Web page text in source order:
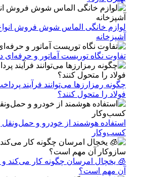
لوازم خانگی الماس شوش فروش
آشپزخانه
تفاوت نگاه توریست آماتور و
چگونه رمزارزها می‌توانند فرآیند
فولاد را متحول کنند؟
استفاده هوشمند از خودرو و
کسب‌وکار
🧊 یخچال امرسان چگونه کار می‌کند
آن مهم است؟